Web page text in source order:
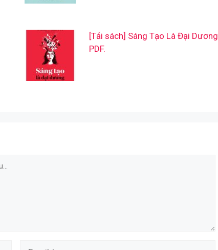
[Tải sách] Sáng Tạo Là Đại Dương
PDF.